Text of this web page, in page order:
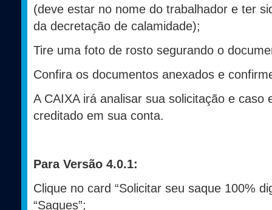
(deve estar no nome do trabalhador e ter
da decretação de calamidade);
Tire uma foto de rosto segurando o
Confira os documentos anexados e
A CAIXA irá analisar sua solicitação e
creditado em sua conta.
Para Versão 4.0.1:
Clique no card “Solicitar seu saque 100%
“Saques”;